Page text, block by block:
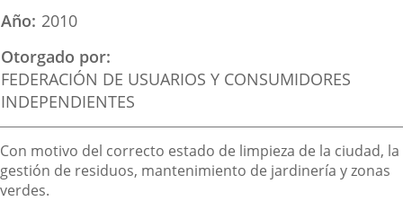
externa.externa.
Año 2010
Otorgado por
FEDERACIÓN DE USUARIOS Y CONSUMIDORES
INDEPENDIENTES
Descripción
Con motivo del correcto estado de limpieza de la ciudad, la
gestión de residuos, mantenimiento de jardinería y zonas
verdes.